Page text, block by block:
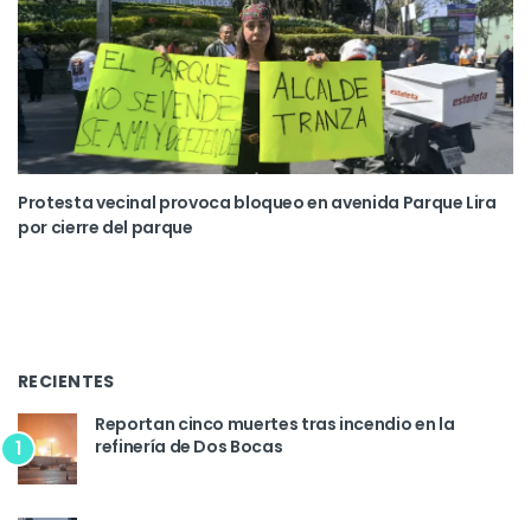
Protesta vecinal provoca bloqueo en avenida Parque Lira
por cierre del parque
RECIENTES
1
Reportan cinco muertes tras incendio en la
refinería de Dos Bocas